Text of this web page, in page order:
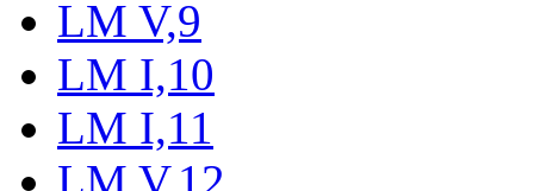
LM V,9
LM I,10
LM I,11
LM V,12